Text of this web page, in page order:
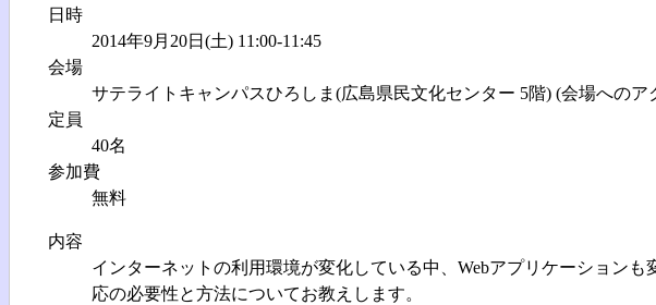
日時
2014年9月20日(土) 11:00-11:45
会場
サテライトキャンパスひろしま(広島県民文化センター 5階) (会場への
定員
40名
参加費
無料
内容
インターネットの利用環境が変化している中、Webアプリケーション
応の必要性と方法についてお教えします。